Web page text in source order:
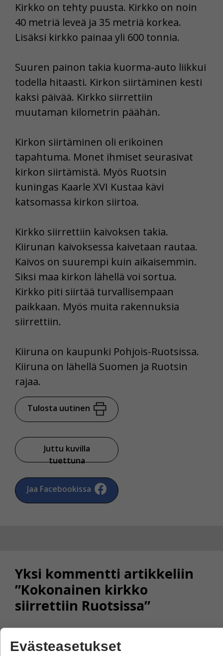
Kirkko on tehty puusta. Kirkko on noin
40 metriä leveä ja 35 metriä korkea.
Lisäksi kirkko painaa yli 600 tonnia.
Suuren painon takia kuorma-auto liikkui
todella hitaasti. Kirkon siirtäminen kesti
kaksi päivää. Kirkko siirrettiin
muutaman kilometrin päähän.
Kirkon siirtäminen oli erikoinen
tapahtuma. Monet ihmiset seurasivat
kirkon siirtämistä. Myös Ruotsin
kuningas Kaarle XVI Kustaa kävi
katsomassa kirkon siirtoa.
Kirkko siirrettiin kaivoksen takia.
Kiirunan kaivoksessa kaivetaan rautaa.
Kaivos on suurempi kuin aikaisemmin.
Siksi maa kirkon lähellä voi sortua.
Kirkko piti siirtää turvallisempaan
paikkaan. Myös muita rakennuksia
siirrettiin.
Kiiruna on kaupunki Pohjois-Ruotsissa.
Kiiruna on lähellä Suomen ja Ruotsin
rajaa.
Tulosta uutinen
Juttu kuvilla
tuettuna
Jaa Facebookissa
Yksi kommentti artikkeliin
”Kokonainen kirkko
siirrettiin Ruotsissa”
Rama
Evästeasetukset